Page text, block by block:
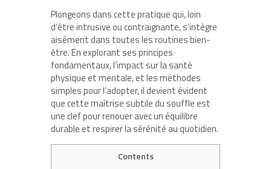
Plongeons dans cette pratique qui, loin
d’être intrusive ou contraignante, s’intègre
aisément dans toutes les routines bien-
être. En explorant ses principes
fondamentaux, l’impact sur la santé
physique et mentale, et les méthodes
simples pour l’adopter, il devient évident
que cette maîtrise subtile du souffle est
une clef pour renouer avec un équilibre
durable et respirer la sérénité au quotidien.
Contents